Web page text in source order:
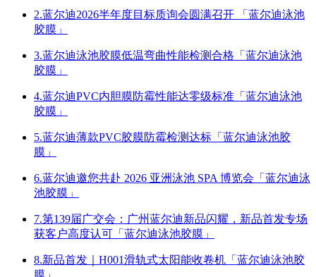
2.蓝尔迪2026半年度目标质询会圆满召开 「蓝尔迪泳池
胶膜」
3.蓝尔迪泳池胶膜低温弯曲性能检测合格「蓝尔迪泳池
胶膜」
4.蓝尔迪PVC内胆膜防霉性能达零级标准「蓝尔迪泳池
胶膜」
5.蓝尔迪薄款PVC胶膜防霉检测达标「蓝尔迪泳池胶
膜」
6.蓝尔迪邀您共赴 2026 亚洲泳池 SPA 博览会「蓝尔迪泳
池胶膜」
7.第139届广交会：广州蓝尔迪新品闪耀，新品首发专场
获客户高度认可「蓝尔迪泳池胶膜」
8.新品首发｜H001滑轨式太阳能收卷机「蓝尔迪泳池胶
膜」